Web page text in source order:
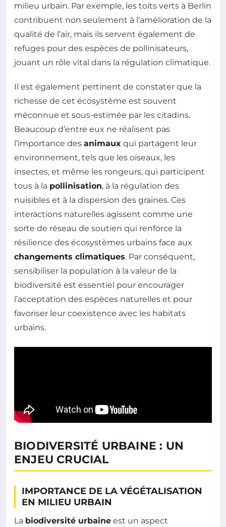
milieu urbain. Par exemple, les toits verts à Berlin
contribuent non seulement à l’amélioration de la
qualité de l’air, mais ils servent également de
refuges pour des espèces de pollinisateurs,
jouant un rôle vital dans la régulation climatique.
Il est également pertinent de constater que la
richesse de cet écosystème est souvent
méconnue et sous-estimée par les citadins.
Beaucoup d’entre eux ne réalisent pas
l’importance des animaux qui partagent leur
environnement, tels que les oiseaux, les
insectes, et même les rongeurs, qui participent
tous à la pollinisation, à la régulation des
nuisibles et à la dispersion des graines. Ces
interactions naturelles agissent comme une
sorte de réseau de soutien qui renforce la
résilience des écosystèmes urbains face aux
changements climatiques. Par conséquent,
sensibiliser la population à la valeur de la
biodiversité est essentiel pour encourager
l’acceptation des espèces naturelles et pour
favoriser leur coexistence avec les habitats
urbains.
BIODIVERSITÉ URBAINE : UN
ENJEU CRUCIAL
IMPORTANCE DE LA VÉGÉTALISATION
EN MILIEU URBAIN
La biodiversité urbaine est un aspect